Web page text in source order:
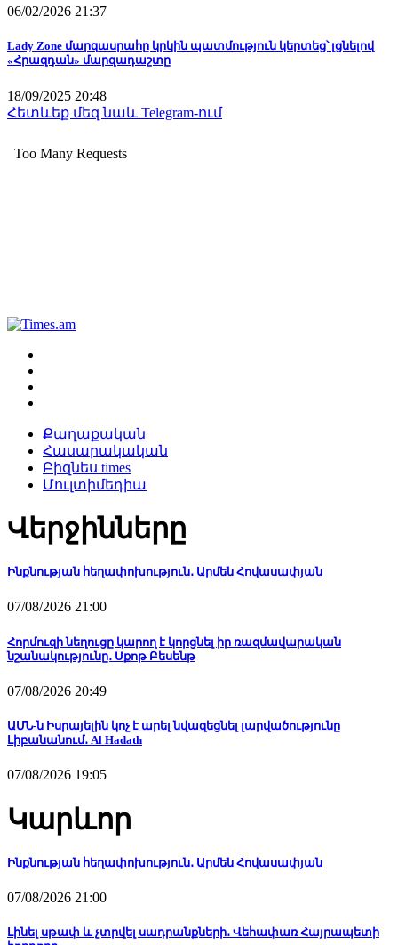
06/02/2026 21:37
Lady Zone մարզասրահը կրկին պատմություն կերտեց՝ լցնելով
«Հրազդան» մարզադաշտը
18/09/2025 20:48
Հետևեք մեզ նաև Telegram-ում
Քաղաքական
Հասարակական
Բիզնես times
Մուլտիմեդիա
Վերջինները
Ինքնության հեղափոխություն․ Արմեն Հովասափյան
07/08/2026 21:00
Հորմուզի նեղուցը կարող է կորցնել իր ռազմավարական
նշանակությունը․ Սքոթ Բեսենթ
07/08/2026 20:49
ԱՄՆ-ն Իսրայելին կոչ է արել նվազեցնել լարվածությունը
Լիբանանում․ Al Hadath
07/08/2026 19:05
Կարևոր
Ինքնության հեղափոխություն․ Արմեն Հովասափյան
07/08/2026 21:00
Լինել սթափ և չտրվել սադրանքների․ Վեհափառ Հայրապետի